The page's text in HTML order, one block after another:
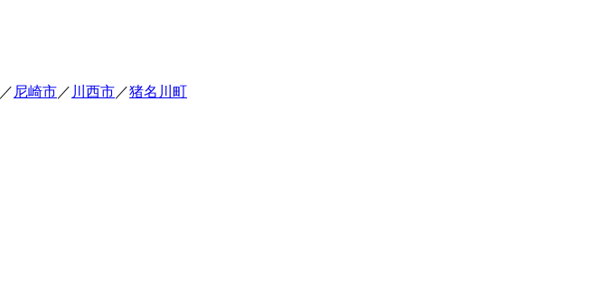
／ 尼崎市／ 川西市／猪名川町